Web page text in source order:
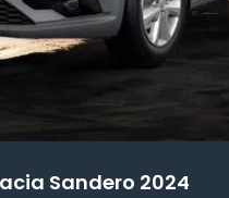
Sandero 2024